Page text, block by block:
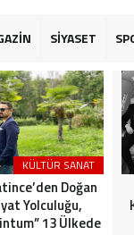
Özel’in Yeni Partisi
İttifak
Yeni Parti
SİYASET
KÜLTÜR SANAT
Doğan
Yolculuğu,
13 Ülkede